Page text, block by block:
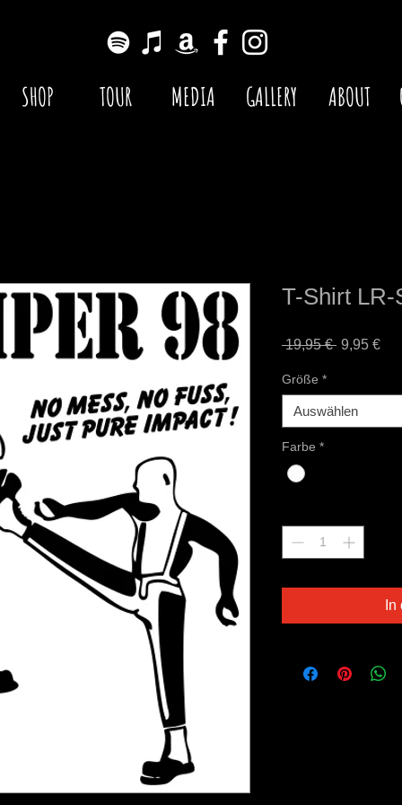
SHOP TOUR MEDIA GALLERY ABOUT
T-Shirt LR-
19,95 € 9,95 €
Größe *
Auswählen
Farbe *